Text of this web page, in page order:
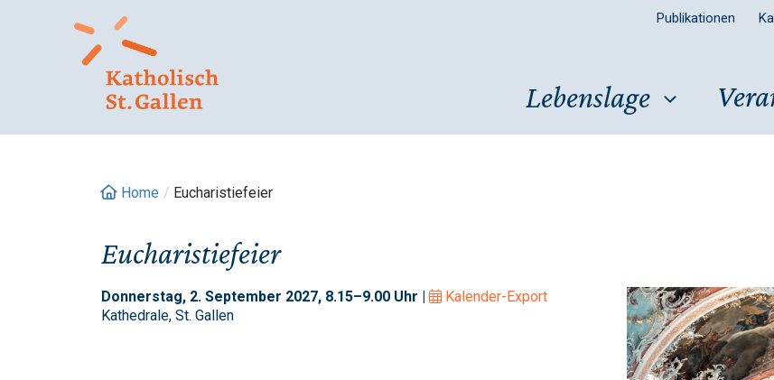
Publikationen
Lebenslage
Home / Eucharistiefeier
Eucharistiefeier
Donnerstag, 2. September 2027, 8.15–9.00 Uhr |
Kalender-Export
Kathedrale, St. Gallen